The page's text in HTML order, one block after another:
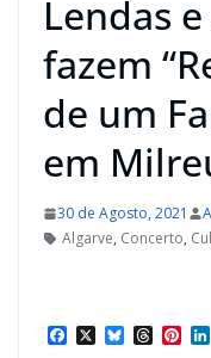
Lendas
fazem
de um
em
30 de Agosto, 2021
Algarve, Concerto,
X B T P